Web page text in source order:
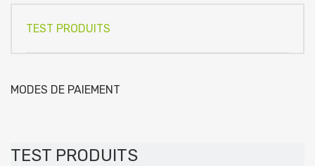
TEST PRODUITS
MODES DE PAIEMENT
TEST PRODUITS